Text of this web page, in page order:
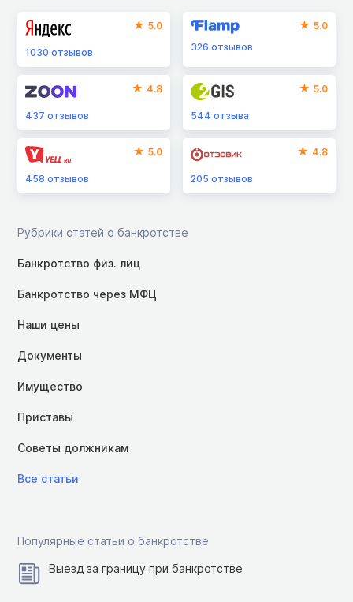
5.0
1030 отзывов
5.0
326отзывов
4.8
437 отзывов
5.0
544отзыва
5.0
458 отзывов
4.8
205отзывов
Рубрики статей о банкротстве
Банкротство физ. лиц
Банкротство через МФЦ
Наши цены
Документы
Имущество
Приставы
Советы должникам
Все статьи
Популярные статьи о банкротстве
Выезд за границу при банкротстве